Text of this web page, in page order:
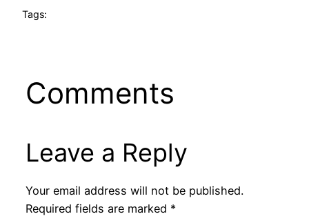
Tags:
Comments
Leave a Reply
Your email address will not be published.
Required fields are marked *